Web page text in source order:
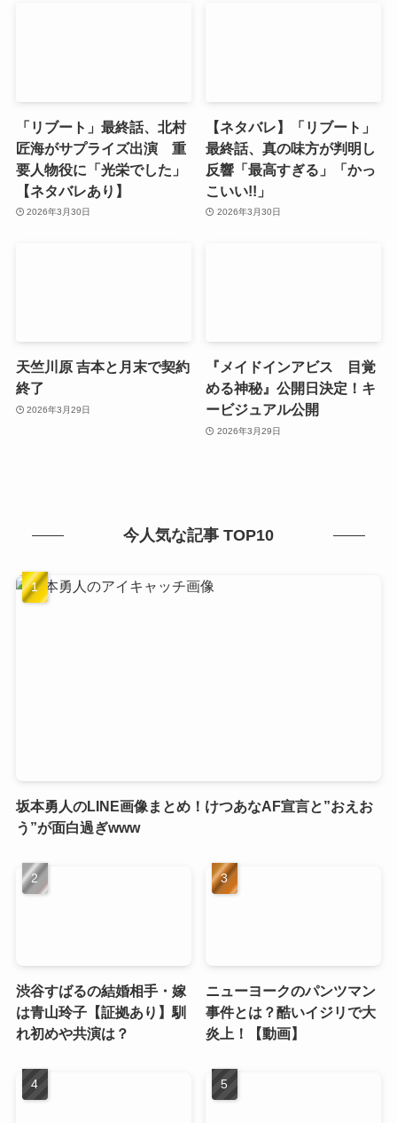
「リブート」最終話、北村
匠海がサプライズ出演 重
要人物役に「光栄でした」
【ネタバレあり】
2026年3月30日
【ネタバレ】「リブート」
最終話、真の味方が判明し
反響「最高すぎる」「かっ
こいい!!」
2026年3月30日
天竺川原 吉本と月末で契約
終了
2026年3月29日
『メイドインアビス 目覚
める神秘』公開日決定！キ
ービジュアル公開
2026年3月29日
今人気な記事 TOP10
坂本勇人のLINE画像まとめ！けつあなAF宣言と”おえお
う”が面白過ぎwww
渋谷すばるの結婚相手・嫁
は青山玲子【証拠あり】馴
れ初めや共演は？
ニューヨークのパンツマン
事件とは？酷いイジリで大
炎上！【動画】